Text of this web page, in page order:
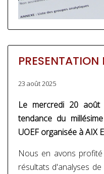
23 août 2025
Le mercredi 20
tendance du
UOEF organisée à AIX
Nous en avons
résultats d'analyses